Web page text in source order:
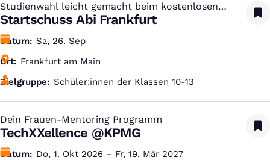
Studienwahl leicht gemacht beim kostenlosen
Studien-Infotag
:
Startschuss Abi Frankfurt
Datum
Sa, 26. Sep
Ort
Frankfurt am Main
Zielgruppe
Schüler:innen der Klassen 10-13
Dein Frauen-Mentoring Programm
:
TechXXellence @KPMG
Datum
Do, 1. Okt 2026 – Fr, 19. Mär 2027